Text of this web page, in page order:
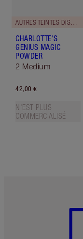
AUTRES TEINTES DISPONIBLES
CHARLOTTE'S
GENIUS MAGIC
POWDER
2 Medium
42,00 €
N'EST PLUS
COMMERCIALISÉ